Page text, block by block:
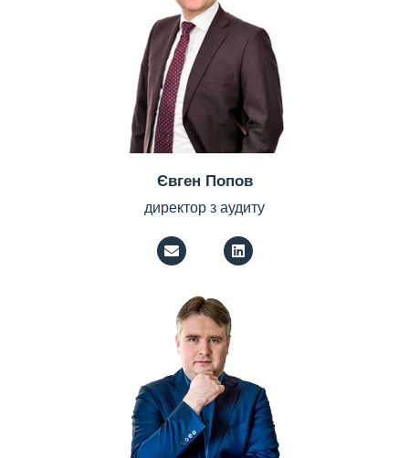
Євген Попов
директор з аудиту